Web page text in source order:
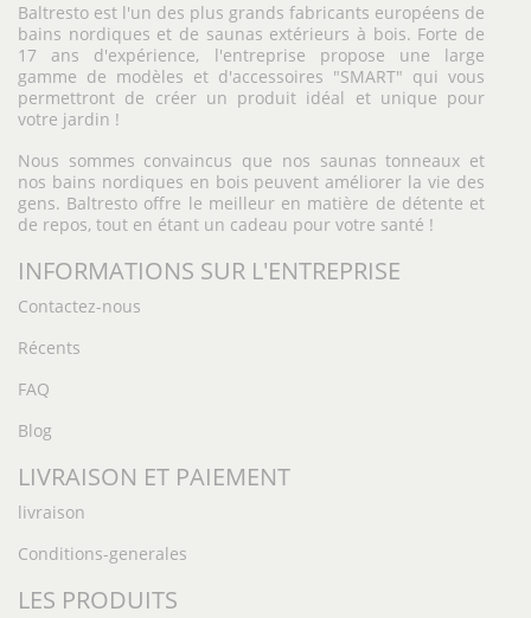
Baltresto est l'un des plus grands fabricants européens de
bains nordiques et de saunas extérieurs à bois. Forte de
17 ans d'expérience, l'entreprise propose une large
gamme de modèles et d'accessoires "SMART" qui vous
permettront de créer un produit idéal et unique pour
votre jardin !
Nous sommes convaincus que nos saunas tonneaux et
nos bains nordiques en bois peuvent améliorer la vie des
gens. Baltresto offre le meilleur en matière de détente et
de repos, tout en étant un cadeau pour votre santé !
INFORMATIONS SUR L'ENTREPRISE
Contactez-nous
Récents
FAQ
Blog
LIVRAISON ET PAIEMENT
livraison
Conditions-generales
LES PRODUITS